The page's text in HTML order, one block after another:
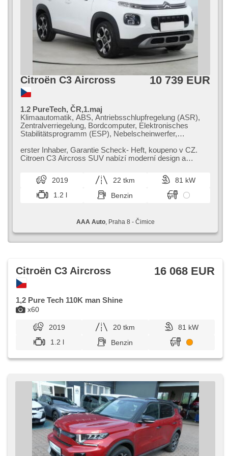
Citroën C3 Aircross 10 739 EUR
1.2 PureTech, ČR,1.maj
Klimaautomatik, ABS, Antriebsschlupfregelung (ASR),
Zentralverriegelung, Bordcomputer, Elektronisches
Stabilitätsprogramm (ESP), Nebelscheinwerfer,
Reifendrucksensor, USB, 6x Airbag, Uhr Spur,
Parkassistent, El. Spiegel, Servolenkung, El.
erster Inhaber,​ Garantie Scheck​- Heft,​ koupeno v CZ.
Citroen C3 Aircross SUV nabízí moderní design a
2019 22 tkm
81 kW
1.2 l
Benzin
AAA Auto, Praha 8 - Čimice
x60
Citroën C3 Aircross 16 068 EUR
1,2 Pure Tech 110K man Shine
2019 20 tkm
81 kW
1.2 l
Benzin